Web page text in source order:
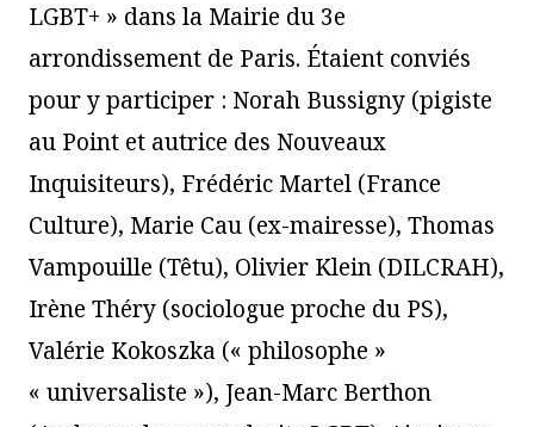
LGBT+ » dans la Mairie du 3e
arrondissement de Paris. Étaient conviés
pour y participer : Norah Bussigny (pigiste
au Point et autrice des Nouveaux
Inquisiteurs), Frédéric Martel (France
Culture), Marie Cau (ex-mairesse), Thomas
Vampouille (Têtu), Olivier Klein (DILCRAH),
Irène Théry (sociologue proche du PS),
Valérie Kokoszka (« philosophe »
« universaliste »), Jean-Marc Berthon